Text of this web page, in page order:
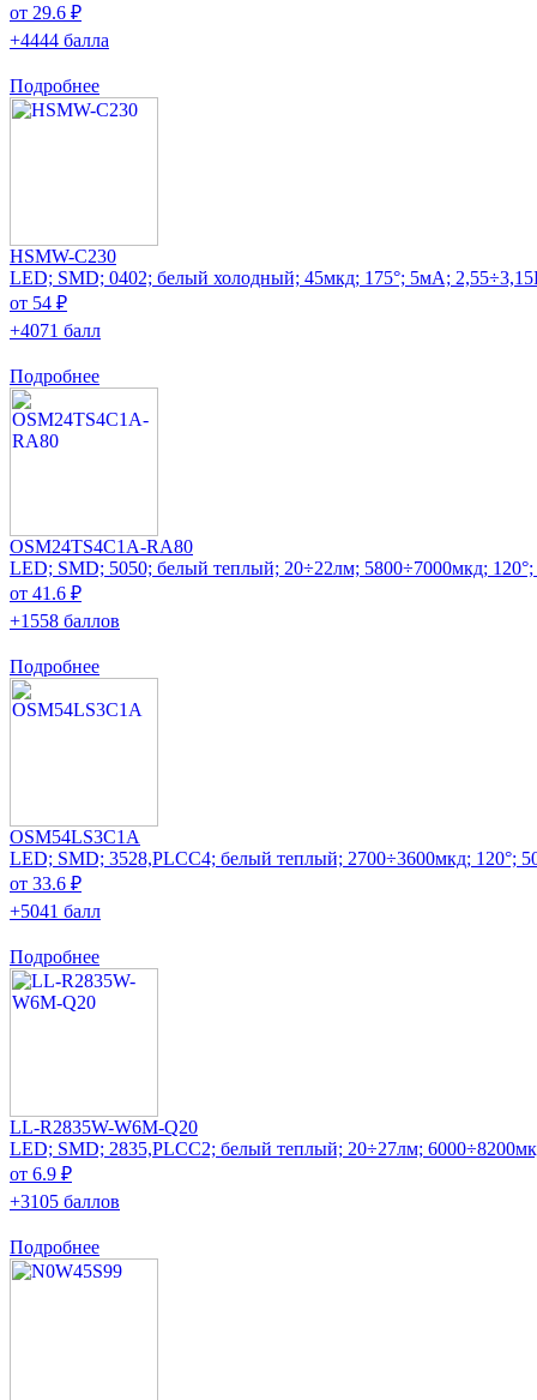
от 29.6 ₽
+4444 балла
Подробнее
HSMW-C230
LED; SMD; 0402; белый холодный; 45мкд; 175°; 5мА;
от 54 ₽
+4071 балл
Подробнее
OSM24TS4C1A-RA80
LED; SMD; 5050; белый теплый; 20÷22лм; 5800÷7000мкд;
от 41.6 ₽
+1558 баллов
Подробнее
OSM54LS3C1A
LED; SMD; 3528,PLCC4; белый теплый; 2700÷3600мкд; 120°;
от 33.6 ₽
+5041 балл
Подробнее
LL-R2835W-W6M-Q20
LED; SMD; 2835,PLCC2; белый теплый; 20÷27лм;
от 6.9 ₽
+3105 баллов
Подробнее